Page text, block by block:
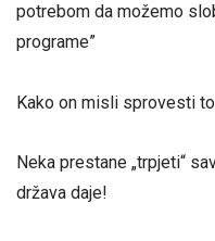
potrebom da možemo
programe”
Kako on misli sprovesti
Neka prestane „trpjeti“
država daje!